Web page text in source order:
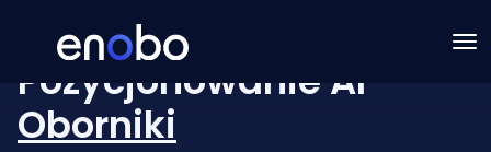
Pozycjonowanie AI
Oborniki